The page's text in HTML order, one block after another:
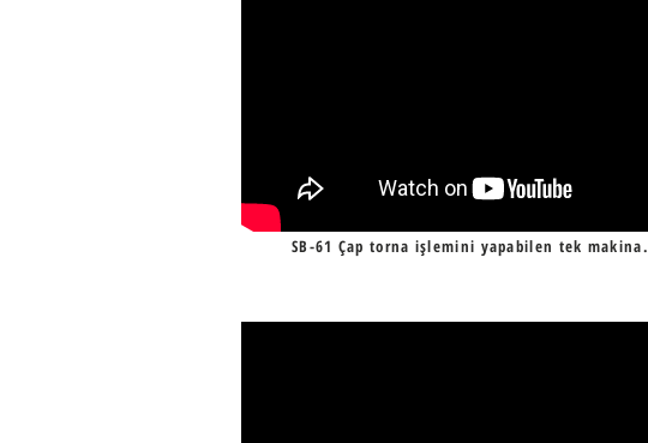
SB-61 Çap torna işlemini yapabilen tek makina.